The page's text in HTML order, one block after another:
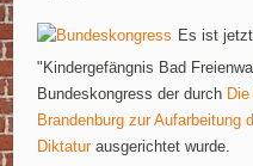
Es ist
"Kindergefängnis Bad
Bundeskongress der durch
Brandenburg zur Aufarbeitung
Diktaturausgerichtet wurde.